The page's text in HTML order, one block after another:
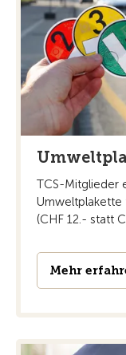
TCS-Mitglieder
Umweltplakette
(CHF 12.- statt
Mehr